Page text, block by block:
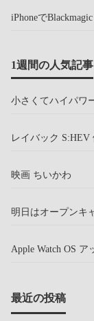
iPhoneで
1週間の人気記事
小さくてハイパワ
レイバック S:HEV
映画 ちいかわ
明日はオープンキ
Apple Watch OS
最近の投稿